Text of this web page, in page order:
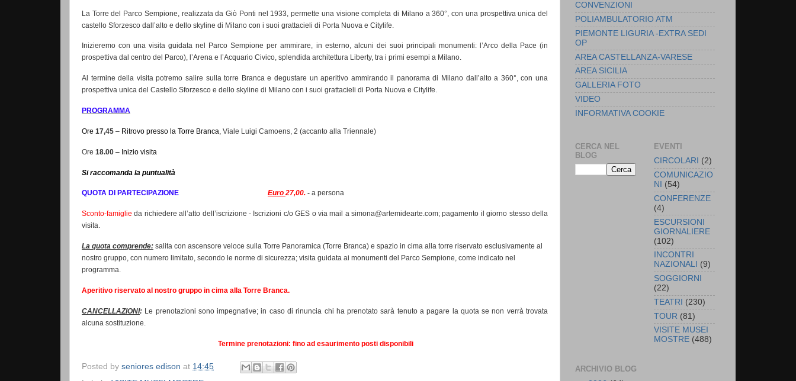
La Torre del Parco Sempione, realizzata da Giò Ponti nel 1933, permette una visione completa di Milano a 360°, con una prospettivaunica del
castello Sforzesco dall’alto e dello skyline di Milano con i suoi grattacieli di Porta Nuova e Citylife.
Inizieremo con una visita guidata nel Parco Sempioneper ammirare, in esterno, alcuni dei suoi principali monumenti: l’Arco della Pace (in
prospettiva dal centro del Parco), l’Arena e l’Acquario Civico, splendida architettura Liberty, tra i primi esempi a Milano.
Al termine della visita potremo salire sulla torre Branca e degustare un aperitivo ammirando il panorama di Milano dall’alto a 360°, con una
prospettiva unica del Castello Sforzesco e dello skyline di Milano con i suoi grattacieli di Porta Nuova e Citylife.
PROGRAMMA
Ore 17,45 – Ritrovo presso la Torre Branca, Viale Luigi Camoens, 2 (accanto alla Triennale)
Ore 18.00 – Inizio visita
Si raccomanda la puntualità
QUOTA DI PARTECIPAZIONE Euro27,00. - a persona
Sconto-famiglieda richiedere all’atto dell’iscrizione - Iscrizioni c/o GES o via mail a simona@artemidearte.com; pagamento il giorno stesso della
visita.
La quota comprende: salita con ascensore veloce sulla Torre Panoramica (Torre Branca) e spazio in cima alla torre riservato esclusivamente al
nostro gruppo, con numero limitato, secondo le norme di sicurezza; visita guidata ai monumenti del Parco Sempione, come indicato nel
programma.
Aperitivo riservato al nostro gruppo in cima alla Torre Branca.
CANCELLAZIONI: Le prenotazioni sono impegnative; in caso di rinuncia chi ha prenotato sarà tenuto a pagare la quota se non verrà trovata
alcuna sostituzione.
Termine prenotazioni: fino ad esaurimento posti disponibili
Posted by seniores edison at 14:45
CONVENZIONI
POLIAMBULATORIO ATM
PIEMONTE LIGURIA -EXTRA SEDI
OP
AREA CASTELLANZA-VARESE
AREA SICILIA
GALLERIA FOTO
VIDEO
INFORMATIVA COOKIE
CERCA NEL
BLOG
EVENTI
CIRCOLARI
(2)
COMUNICAZIO
NI
(54)
CONFERENZE
(4)
ESCURSIONI
GIORNALIERE
(102)
INCONTRI
NAZIONALI (9)
SOGGIORNI
(22)
TEATRI
(230)
TOUR (81)
VISITE MUSEI
MOSTRE (488)
ARCHIVIO BLOG